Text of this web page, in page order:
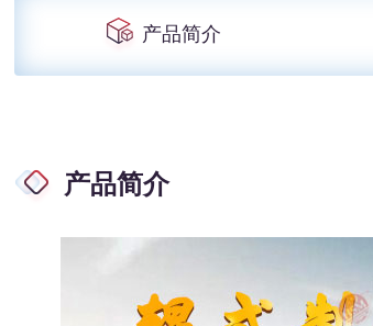
产品简介
产品简介